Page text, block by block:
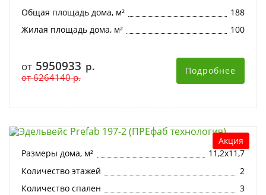
Общая площадь дома, м²
188
Жилая площадь дома, м²
100
от 5950933 р.
от6264140р.
Подробнее
Акция
Размеры дома, м²
11,2х11,7
Количество этажей
2
Количество спален
3